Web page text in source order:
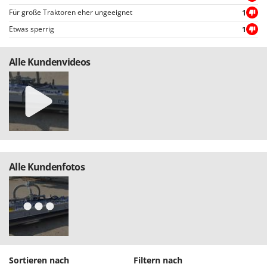
Für große Traktoren eher ungeeignet
1
Etwas sperrig
1
Alle Kundenvideos
Alle Kundenfotos
Sortieren nach Filtern nach